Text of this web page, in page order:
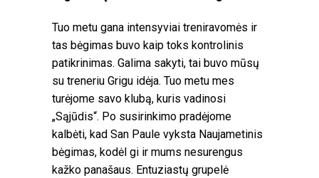
Tuo metu gana intensyviai treniravomės ir
tas bėgimas buvo kaip toks kontrolinis
patikrinimas. Galima sakyti, tai buvo mūsų
su treneriu Grigu idėja. Tuo metu mes
turėjome savo klubą, kuris vadinosi
„Sąjūdis“. Po susirinkimo pradėjome
kalbėti, kad San Paule vyksta Naujametinis
bėgimas, kodėl gi ir mums nesurengus
kažko panašaus. Entuziastų grupelė